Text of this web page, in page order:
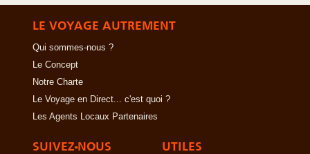
LE VOYAGE AUTREMENT
Qui sommes-nous ?
Le Concept
Notre Charte
Le Voyage en Direct... c'est quoi ?
Les Agents Locaux Partenaires
SUIVEZ-NOUS UTILES